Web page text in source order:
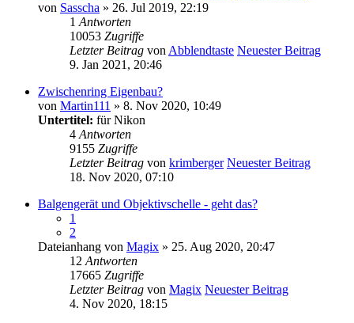
von Sasscha » 26. Jul 2019, 22:19
1 Antworten
10053 Zugriffe
Letzter Beitrag von Abblendtaste Neuester Beitrag
9. Jan 2021, 20:46
Zwischenring Eigenbau?
von Martin111 » 8. Nov 2020, 10:49
Untertitel: für Nikon
4 Antworten
9155 Zugriffe
Letzter Beitrag von krimberger Neuester Beitrag
18. Nov 2020, 07:10
Balgengerät und Objektivschelle - geht das?
1
2
Dateianhang von Magix » 25. Aug 2020, 20:47
12 Antworten
17665 Zugriffe
Letzter Beitrag von Magix Neuester Beitrag
4. Nov 2020, 18:15